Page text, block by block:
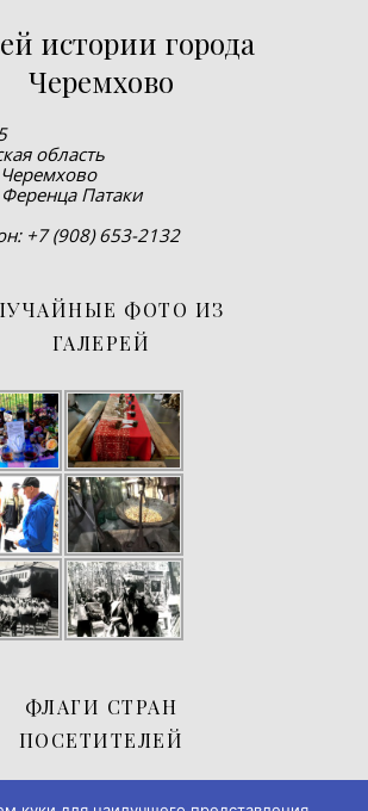
истории города
Черемхово
область
Патаки
+7 (908) 653-2132
ФОТО ИЗ
ГАЛЕРЕЙ
ФЛАГИ СТРАН
ПОСЕТИТЕЛЕЙ